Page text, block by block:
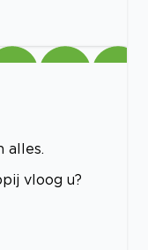
alles.
vloog u?